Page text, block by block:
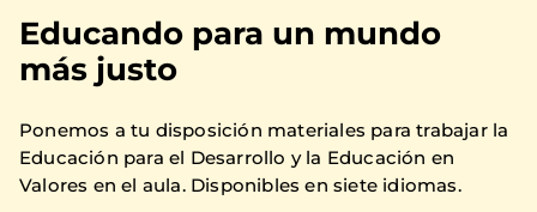
Educando para un mundo
más justo
Ponemos a tu disposición materiales para trabajar la
Educación para el Desarrollo y la Educación en
Valores en el aula. Disponibles en siete idiomas.